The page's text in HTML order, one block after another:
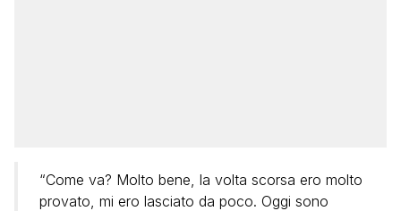
“Come va? Molto bene, la volta scorsa ero molto
provato, mi ero lasciato da poco. Oggi sono